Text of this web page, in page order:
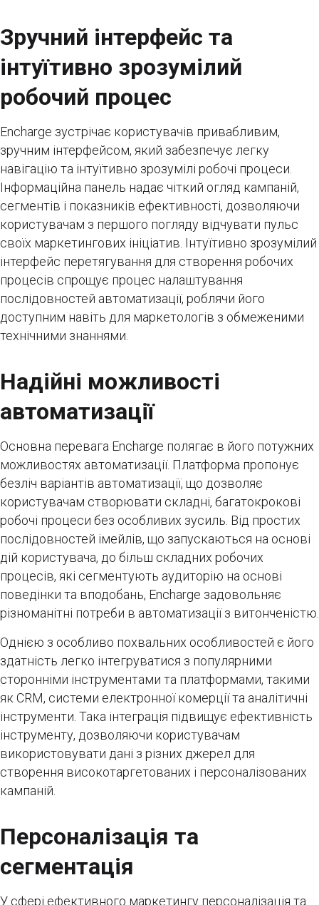
Зручний інтерфейс та
інтуїтивно зрозумілий
робочий процес
Encharge зустрічає користувачів привабливим,
зручним інтерфейсом, який забезпечує легку
навігацію та інтуїтивно зрозумілі робочі процеси.
Інформаційна панель надає чіткий огляд кампаній,
сегментів і показників ефективності, дозволяючи
користувачам з першого погляду відчувати пульс
своїх маркетингових ініціатив. Інтуїтивно зрозумілий
інтерфейс перетягування для створення робочих
процесів спрощує процес налаштування
послідовностей автоматизації, роблячи його
доступним навіть для маркетологів з обмеженими
технічними знаннями.
Надійні можливості
автоматизації
Основна перевага Encharge полягає в його потужних
можливостях автоматизації. Платформа пропонує
безліч варіантів автоматизації, що дозволяє
користувачам створювати складні, багатокрокові
робочі процеси без особливих зусиль. Від простих
послідовностей імейлів, що запускаються на основі
дій користувача, до більш складних робочих
процесів, які сегментують аудиторію на основі
поведінки та вподобань, Encharge задовольняє
різноманітні потреби в автоматизації з витонченістю.
Однією з особливо похвальних особливостей є його
здатність легко інтегруватися з популярними
сторонніми інструментами та платформами, такими
як CRM, системи електронної комерції та аналітичні
інструменти. Така інтеграція підвищує ефективність
інструменту, дозволяючи користувачам
використовувати дані з різних джерел для
створення високотаргетованих і персоналізованих
кампаній.
Персоналізація та
сегментація
У сфері ефективного маркетингу персоналізація та